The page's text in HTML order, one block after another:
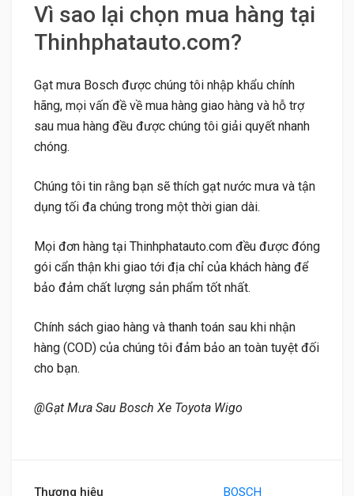
Vì sao lại chọn mua hàng tại
Thinhphatauto.com?
Gạt mưa Bosch được chúng tôi nhập khẩu chính
hãng, mọi vấn đề về mua hàng giao hàng và hỗ trợ
sau mua hàng đều được chúng tôi giải quyết nhanh
chóng.
Chúng tôi tin rằng bạn sẽ thích gạt nước mưa và tận
dụng tối đa chúng trong một thời gian dài.
Mọi đơn hàng tại Thinhphatauto.com đều được đóng
gói cẩn thận khi giao tới địa chỉ của khách hàng để
bảo đảm chất lượng sản phẩm tốt nhất.
Chính sách giao hàng và thanh toán sau khi nhận
hàng (COD) của chúng tôi đảm bảo an toàn tuyệt đối
cho bạn.
@Gạt Mưa Sau Bosch Xe Toyota Wigo
Thương hiệu BOSCH